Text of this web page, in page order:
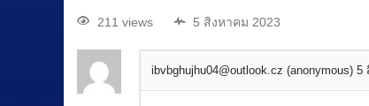
211 views 5 สิงหาคม 2023
ibvbghujhu04@outlook.cz (anonymous) 5